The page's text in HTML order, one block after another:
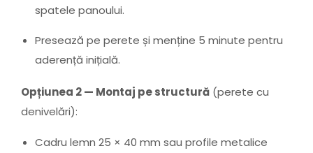
spatele panoului.
Presează pe perete și menține 5 minute pentru
aderență inițială.
Opțiunea 2 — Montaj pe structură (perete cu
denivelări):
Cadru lemn 25 × 40 mm sau profile metalice